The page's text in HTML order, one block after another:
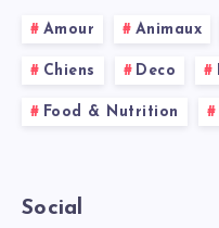
Amour Animaux
Chiens Deco
Food & Nutrition
Social